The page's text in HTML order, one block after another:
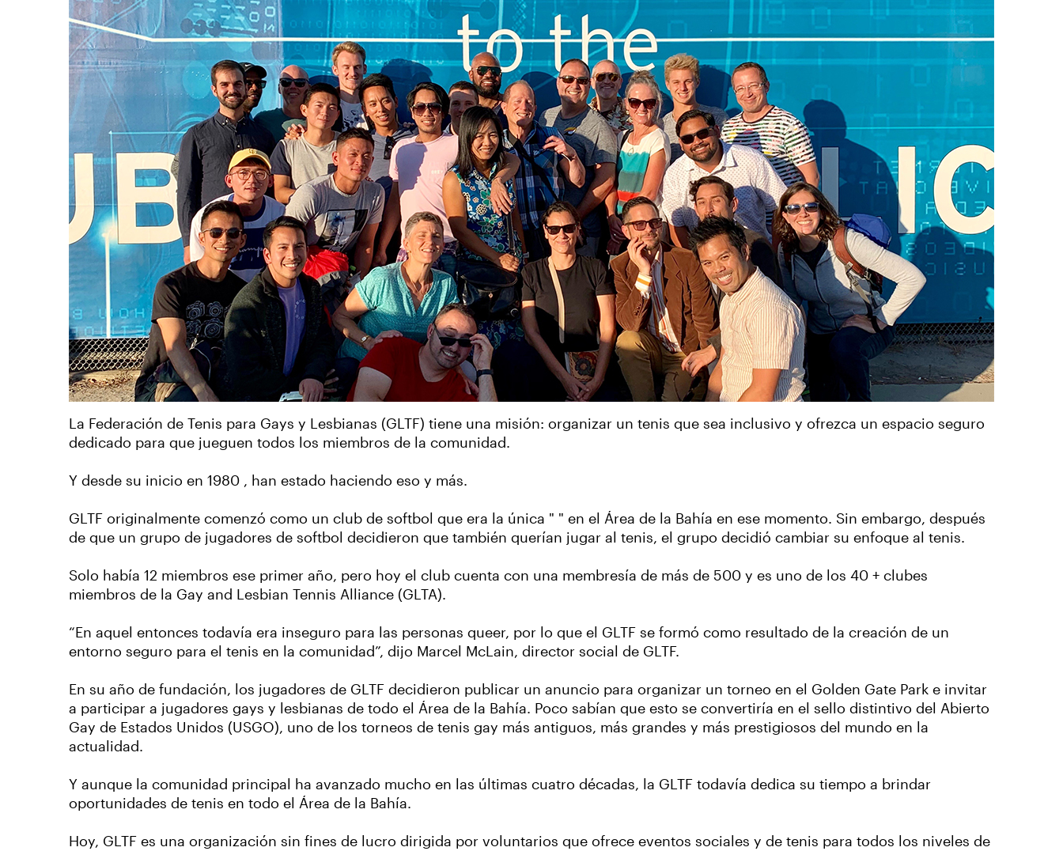
La Federación de Tenis para Gays y Lesbianas (GLTF) tiene una misión: organizar un tenis que sea inclusivo y ofrezca un espacio seguro
dedicado para que jueguen todos los miembros de la comunidad.
Y desde su inicio en 1980 , han estado haciendo eso y más.
GLTF originalmente comenzó como un club de softbol que era la única " " en el Área de la Bahía en ese momento. Sin embargo, después
de que un grupo de jugadores de softbol decidieron que también querían jugar al tenis, el grupo decidió cambiar su enfoque al tenis.
Solo había 12 miembros ese primer año, pero hoy el club cuenta con una membresía de más de 500 y es uno de los 40 + clubes
miembros de la Gay and Lesbian Tennis Alliance (GLTA).
“En aquel entonces todavía era inseguro para las personas queer, por lo que el GLTF se formó como resultado de la creación de un
entorno seguro para el tenis en la comunidad”, dijo Marcel McLain, director social de GLTF.
En su año de fundación, los jugadores de GLTF decidieron publicar un anuncio para organizar un torneo en el Golden Gate Park e invitar
a participar a jugadores gays y lesbianas de todo el Área de la Bahía. Poco sabían que esto se convertiría en el sello distintivo del Abierto
Gay de Estados Unidos (USGO), uno de los torneos de tenis gay más antiguos, más grandes y más prestigiosos del mundo en la
actualidad.
Y aunque la comunidad principal ha avanzado mucho en las últimas cuatro décadas, la GLTF todavía dedica su tiempo a brindar
oportunidades de tenis en todo el Área de la Bahía.
Hoy, GLTF es una organización sin fines de lucro dirigida por voluntarios que ofrece eventos sociales y de tenis para todos los niveles de